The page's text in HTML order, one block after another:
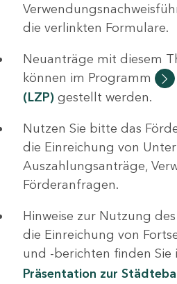
die verlinkten Formulare.
Neuanträge mit diesem
können im Programm
(LZP) gestellt werden.
Nutzen Sie bitte das
die Einreichung von
Auszahlungsanträge,
Förderanfragen.
Hinweise zur Nutzung
die Einreichung von
und -berichten finden Sie
Präsentation zur